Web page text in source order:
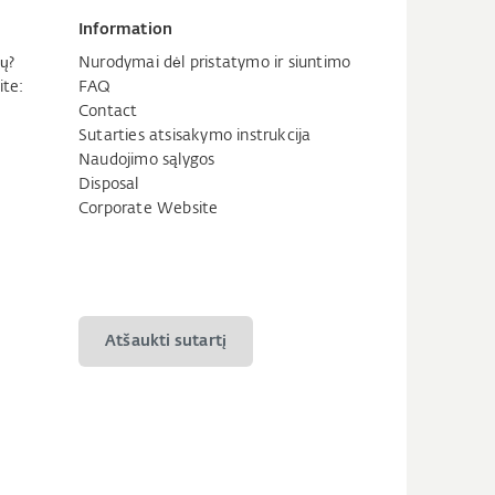
Information
Nurodymai dėl pristatymo ir siuntimo
FAQ
Contact
Sutarties atsisakymo instrukcija
Naudojimo sąlygos
Disposal
Corporate Website
Atšaukti sutartį